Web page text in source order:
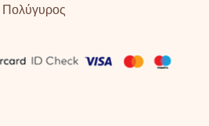
Πολύγυρος